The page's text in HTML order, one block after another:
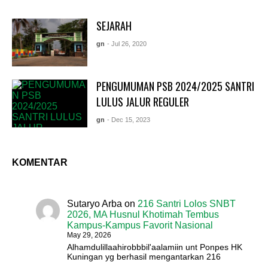
SEJARAH
gn - Jul 26, 2020
PENGUMUMAN PSB 2024/2025 SANTRI
LULUS JALUR REGULER
gn - Dec 15, 2023
KOMENTAR
Sutaryo Arba on 216 Santri Lolos SNBT
2026, MA Husnul Khotimah Tembus
Kampus-Kampus Favorit Nasional
May 29, 2026
Alhamdulillaahirobbbil'aalamiin unt Ponpes HK
Kuningan yg berhasil mengantarkan 216